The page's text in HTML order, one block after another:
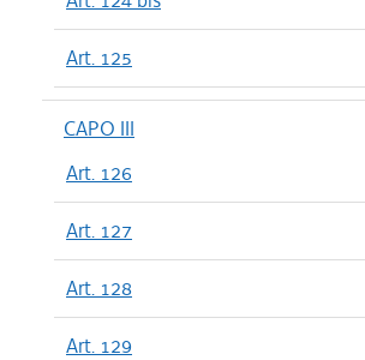
Art. 125
CAPO III
Art. 126
Art. 127
Art. 128
Art. 129